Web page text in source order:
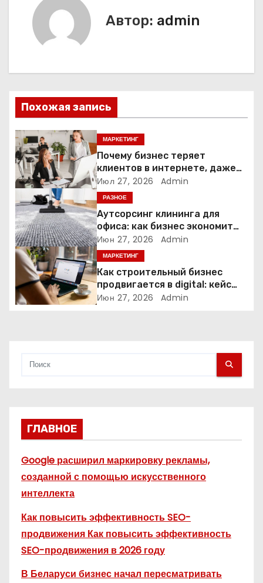
ц
и
я
п
о
з
а
п
и
с
Автор: admin
Похожая запись
МАРКЕТИНГ
Почему бизнес теряет
клиентов в интернете, даже
если у него есть сайт
Июл 27, 2026 Admin
РАЗНОЕ
Аутсорсинг клининга для
офиса: как бизнес экономит
время и деньги на уборке
Июн 27, 2026 Admin
МАРКЕТИНГ
Как строительный бизнес
продвигается в digital: кейс
нишевых услуг
Июн 27, 2026 Admin
ГЛАВНОЕ
Google расширил маркировку рекламы,
созданной с помощью искусственного
интеллекта
Как повысить эффективность SEO-
продвижения Как повысить эффективность
SEO-продвижения в 2026 году
В Беларуси бизнес начал пересматривать